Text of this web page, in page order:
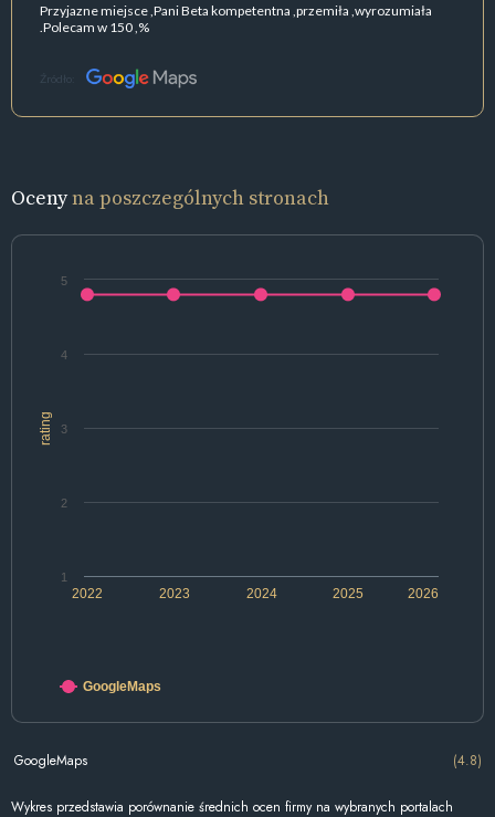
Przyjazne miejsce ,Pani Beta kompetentna ,przemiła ,wyrozumiała
.Polecam w 150 ,%
Źródło:
Ocenyna poszczególnych stronach
rating
2022 2024 2026
2023 2025
1
2
3
4
5
GoogleMaps
GoogleMaps (4.8)
Wykres przedstawia porównanie średnich ocen firmy na wybranych portalach